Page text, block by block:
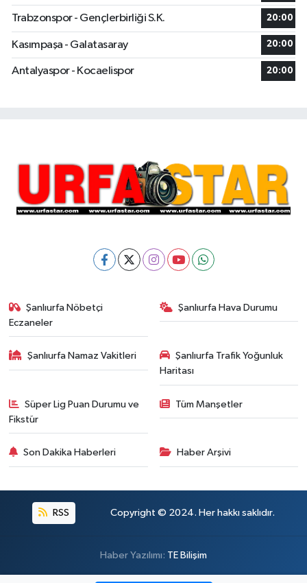
Trabzonspor - Gençlerbirliği S.K. 20:00
Kasımpaşa - Galatasaray 20:00
Antalyaspor - Kocaelispor 20:00
Şanlıurfa Nöbetçi
Eczaneler
Şanlıurfa Hava Durumu
Şanlıurfa Namaz Vakitleri
Şanlıurfa Trafik Yoğunluk
Haritası
Süper Lig Puan Durumu ve
Fikstür
Tüm Manşetler
Son Dakika Haberleri Haber Arşivi
RSS Copyright © 2024. Her hakkı saklıdır.
Haber Yazılımı: TE Bilişim